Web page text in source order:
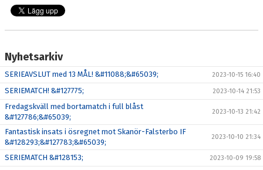
Nyhetsarkiv
SERIEAVSLUT med 13 MÅL! &#11088;&#65039; 2023-10-15 16:40
SERIEMATCH! &#127775; 2023-10-14 21:53
Fredagskväll med bortamatch i full blåst
&#127786;&#65039;
2023-10-13 21:42
Fantastisk insats i ösregnet mot Skanör-Falsterbo IF
&#128293;&#127783;&#65039;
2023-10-10 21:34
SERIEMATCH &#128153; 2023-10-09 19:58